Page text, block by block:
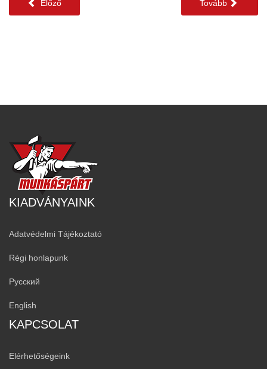
Előző Tovább
KIADVÁNYAINK
Adatvédelmi Tájékoztató
Régi honlapunk
Русский
English
KAPCSOLAT
Elérhetőségeink